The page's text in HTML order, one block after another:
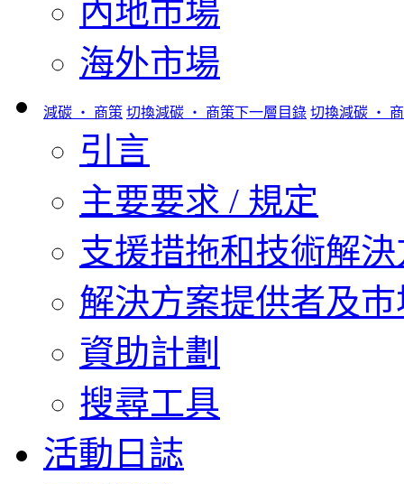
內地市場
海外市場
減碳 ‧ 商策 切換減碳 ‧ 商策下一層目錄 切換減碳 ‧
引言
主要要求 / 規定
支援措拖和技術解
解決方案提供者及
資助計劃
搜尋工具
活動日誌